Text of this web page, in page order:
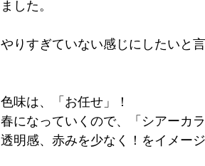
ました。
やりすぎていない感じにしたいと
色味は、「お任せ」！
春になっていくので、「シアーカ
透明感、赤みを少なく！をイメージ